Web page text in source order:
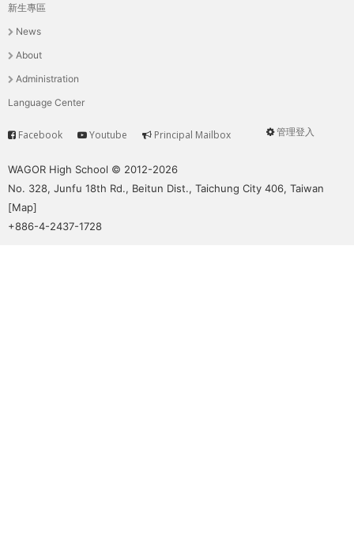
主
選
單
新生專區
News
About
Administration
Language Center
User
管理登入
Service
Facebook Youtube Principal Mailbox
WAGOR High School © 2012-2026
No. 328, Junfu 18th Rd., Beitun Dist., Taichung City 406, Taiwan
[Map]
+886-4-2437-1728